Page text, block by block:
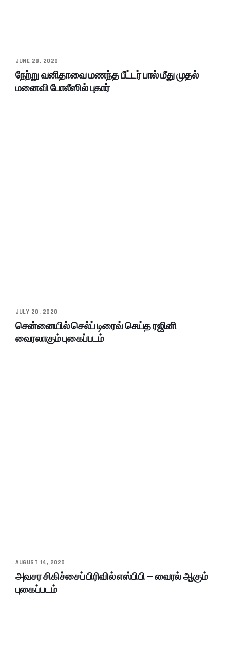
JUNE 28, 2020
நேற்று வனிதாவை மணந்த பீட்டர் பால் மீது முதல்
மனைவி போலீஸில் புகார்
JULY 20, 2020
சென்னையில் செல்ப் டிரைவ் செய்த ரஜினி
வைரலாகும் புகைப்படம்
AUGUST 14, 2020
அவசர சிகிச்சைப் பிரிவில் எஸ்பிபி – வைரல் ஆகும்
புகைப்படம்